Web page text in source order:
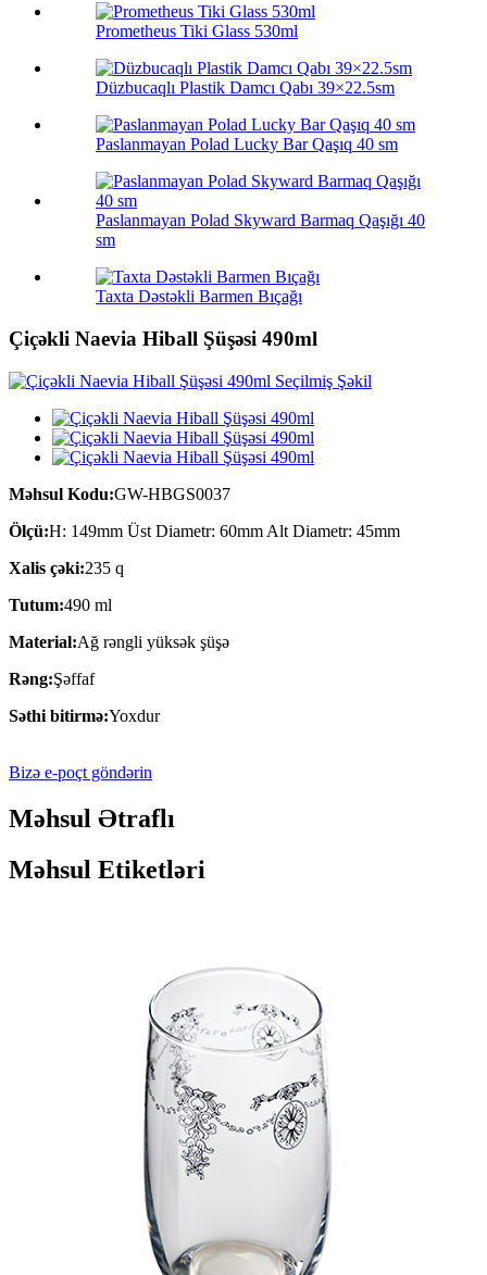
Prometheus Tiki Glass 530ml
Düzbucaqlı Plastik Damcı Qabı 39×22.5sm
Paslanmayan Polad Lucky Bar Qaşıq 40 sm
Paslanmayan Polad Skyward Barmaq Qaşığı 40
sm
Taxta Dəstəkli Barmen Bıçağı
Çiçəkli Naevia Hiball Şüşəsi 490ml
Məhsul Kodu:GW-HBGS0037
Ölçü:H: 149mm Üst Diametr: 60mm Alt Diametr: 45mm
Xalis çəki:235 q
Tutum:490 ml
Material:Ağ rəngli yüksək şüşə
Rəng:Şəffaf
Səthi bitirmə:Yoxdur
Bizə e-poçt göndərin
Məhsul Ətraflı
Məhsul Etiketləri